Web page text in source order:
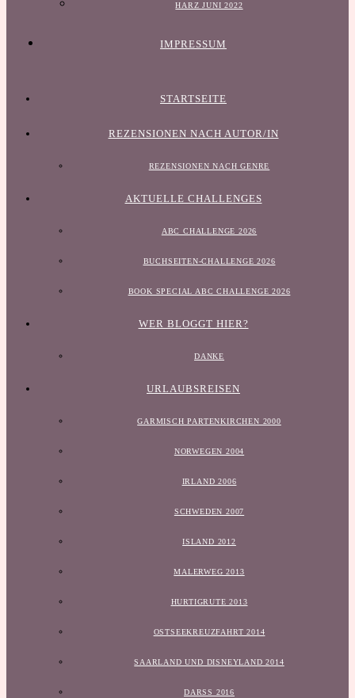
HARZ JUNI 2022
IMPRESSUM
STARTSEITE
REZENSIONEN NACH AUTOR/IN
REZENSIONEN NACH GENRE
AKTUELLE CHALLENGES
ABC CHALLENGE 2026
BUCHSEITEN-CHALLENGE 2026
BOOK SPECIAL ABC CHALLENGE 2026
WER BLOGGT HIER?
DANKE
URLAUBSREISEN
GARMISCH PARTENKIRCHEN 2000
NORWEGEN 2004
IRLAND 2006
SCHWEDEN 2007
ISLAND 2012
MALERWEG 2013
HURTIGRUTE 2013
OSTSEEKREUZFAHRT 2014
SAARLAND UND DISNEYLAND 2014
DARSS 2016